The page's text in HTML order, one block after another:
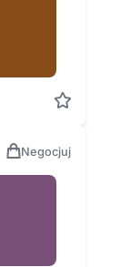
Negocjuj